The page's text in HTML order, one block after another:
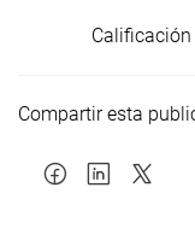
Compartir esta